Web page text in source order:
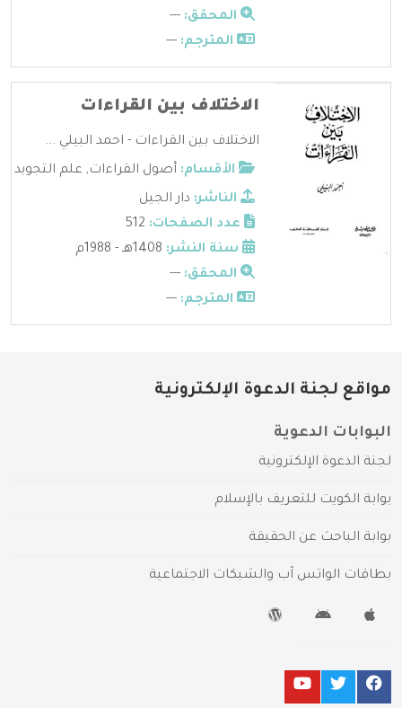
المحقق: ---
المترجم: ---
الاختلاف بين القراءات
الاختلاف بين القراءات - احمد البيلي ...
الأقسام: أصول القراءات, علم التجويد
الناشر: دار الجيل
عدد الصفحات:
سنة النشر:
المحقق: ---
المترجم: ---
مواقع لجنة الدعوة الإلكترونية
البوابات الدعوية
لجنة الدعوة الإلكترونية
بوابة الكويت للتعريف بالإسلام
بوابة الباحث عن الحقيقة
بطاقات الواتس آب والشبكات الاجتماعية